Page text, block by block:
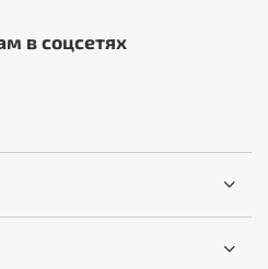
в соцсетях